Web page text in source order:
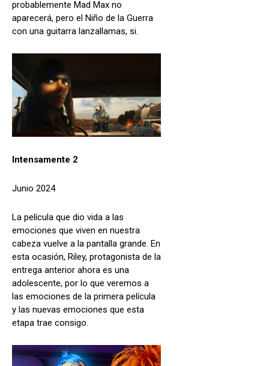
probablemente Mad Max no
aparecerá, pero el Niño de la Guerra
con una guitarra lanzallamas, si.
Intensamente 2
Junio 2024
La película que dio vida a las
emociones que viven en nuestra
cabeza vuelve a la pantalla grande. En
esta ocasión, Riley, protagonista de la
entrega anterior ahora es una
adolescente, por lo que veremos a
las emociones de la primera película
y las nuevas emociones que esta
etapa trae consigo.